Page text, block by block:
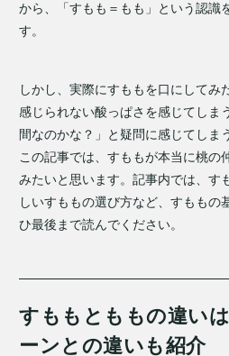
から、「すもも＝もも」という認識
す。
しかし、実際にすももを口にしてみ
感じられない酸っぱさを感じてしま
間なのかな？」と疑問に感じてしま
この記事では、すももが本当に桃の
みたいと思います。記事内では、す
しいすももの選び方など、すももの
ひ最後まで読んでください。
すももとももの違い
ーンとの違いも紹介